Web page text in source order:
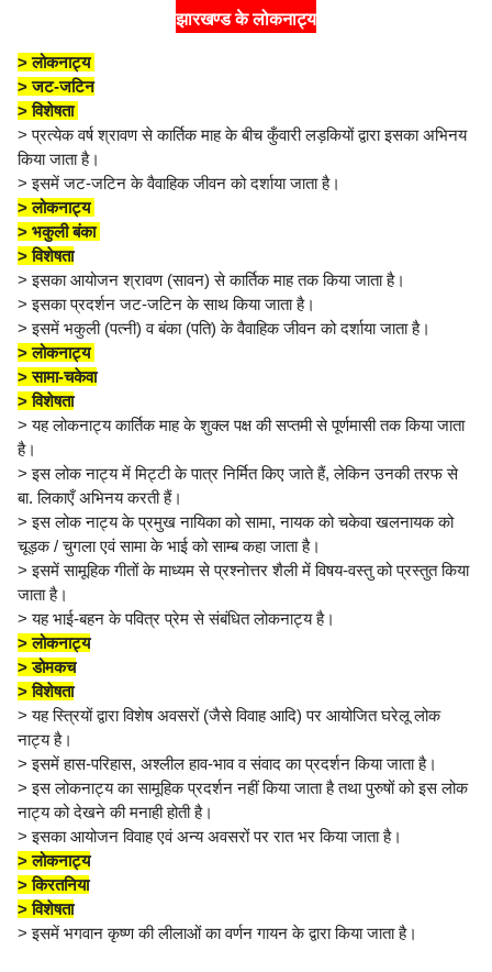
झारखण्ड के लोकनाट्य
> लोकनाट्य
> जट-जटिन
> विशेषता
> प्रत्येक वर्ष श्रावण से कार्तिक माह के बीच कुँवारी लड़कियों द्वारा इसका अभिनय
किया जाता है।
> इसमें जट-जटिन के वैवाहिक जीवन को दर्शाया जाता है।
> लोकनाट्य
> भकुली बंका
> विशेषता
> इसका आयोजन श्रावण (सावन) से कार्तिक माह तक किया जाता है।
> इसका प्रदर्शन जट-जटिन के साथ किया जाता है।
> इसमें भकुली (पत्नी) व बंका (पति) के वैवाहिक जीवन को दर्शाया जाता है।
> लोकनाट्य
> सामा-चकेवा
> विशेषता
> यह लोकनाट्य कार्तिक माह के शुक्ल पक्ष की सप्तमी से पूर्णमासी तक किया जाता
है।
> इस लोक नाट्य में मिट्टी के पात्र निर्मित किए जाते हैं, लेकिन उनकी तरफ से
बा. लिकाएँ अभिनय करती हैं।
> इस लोक नाट्य के प्रमुख नायिका को सामा, नायक को चकेवा खलनायक को
चूड़क / चुगला एवं सामा के भाई को साम्ब कहा जाता है।
> इसमें सामूहिक गीतों के माध्यम से प्रश्नोत्तर शैली में विषय-वस्तु को प्रस्तुत किया
जाता है।
> यह भाई-बहन के पवित्र प्रेम से संबंधित लोकनाट्य है।
> लोकनाट्य
> डोमकच
> विशेषता
> यह स्त्रियों द्वारा विशेष अवसरों (जैसे विवाह आदि) पर आयोजित घरेलू लोक
नाट्य है।
> इसमें हास-परिहास, अश्लील हाव-भाव व संवाद का प्रदर्शन किया जाता है।
> इस लोकनाट्य का सामूहिक प्रदर्शन नहीं किया जाता है तथा पुरुषों को इस लोक
नाट्य को देखने की मनाही होती है।
> इसका आयोजन विवाह एवं अन्य अवसरों पर रात भर किया जाता है।
> लोकनाट्य
> किरतनिया
> विशेषता
> इसमें भगवान कृष्ण की लीलाओं का वर्णन गायन के द्वारा किया जाता है।